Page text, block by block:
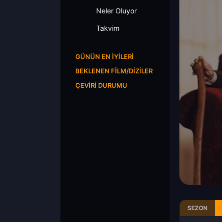
Neler Oluyor
Takvim
GÜNÜN EN İYILERI
BEKLENEN FILM/DIZILER
ÇEVIRI DURUMU
SEZON